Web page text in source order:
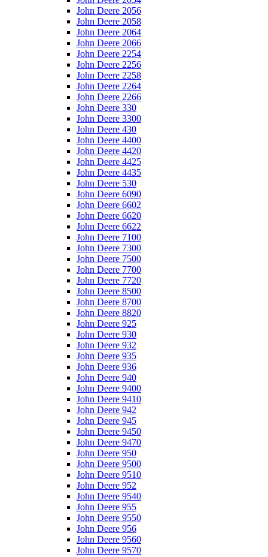
John Deere 2056
John Deere 2058
John Deere 2064
John Deere 2066
John Deere 2254
John Deere 2256
John Deere 2258
John Deere 2264
John Deere 2266
John Deere 330
John Deere 3300
John Deere 430
John Deere 4400
John Deere 4420
John Deere 4425
John Deere 4435
John Deere 530
John Deere 6090
John Deere 6602
John Deere 6620
John Deere 6622
John Deere 7100
John Deere 7300
John Deere 7500
John Deere 7700
John Deere 7720
John Deere 8500
John Deere 8700
John Deere 8820
John Deere 925
John Deere 930
John Deere 932
John Deere 935
John Deere 936
John Deere 940
John Deere 9400
John Deere 9410
John Deere 942
John Deere 945
John Deere 9450
John Deere 9470
John Deere 950
John Deere 9500
John Deere 9510
John Deere 952
John Deere 9540
John Deere 955
John Deere 9550
John Deere 956
John Deere 9560
John Deere 9570